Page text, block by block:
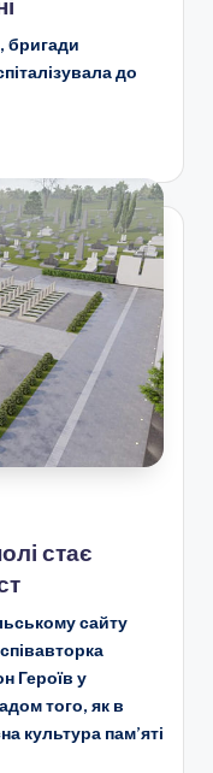
бригади
до
стає
сайту
Героїв у
того, як в
культура пам’яті